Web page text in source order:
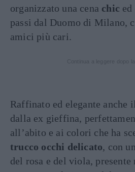
organizzato una cena chic ed
passi dal Duomo di Milano,
amici più cari.
Raffinato ed elegante anche il
dalla ex gieffina,
all’abito e ai colori che ha
trucco occhi delicato, con
del rosa e del viola, presente